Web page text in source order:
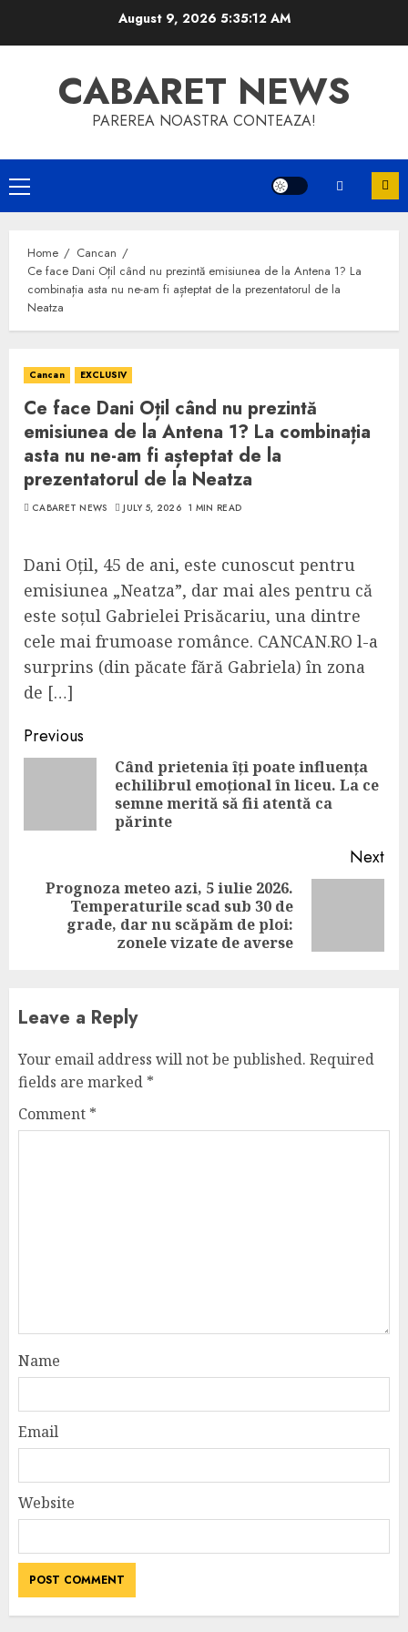
August 9, 2026 5:35:12 AM
CABARET NEWS
PAREREA NOASTRA CONTEAZA!
Primary
Menu
Home
Cancan
Ce face Dani Oțil când nu prezintă emisiunea de la Antena 1? La
combinația asta nu ne-am fi așteptat de la prezentatorul de la
Neatza
Cancan EXCLUSIV
Ce face Dani Oțil când nu prezintă
emisiunea de la Antena 1? La combinația
asta nu ne-am fi așteptat de la
prezentatorul de la Neatza
CABARET NEWS JULY 5, 2026 1 MIN READ
Dani Oțil, 45 de ani, este cunoscut pentru
emisiunea „Neatza”, dar mai ales pentru că
este soțul Gabrielei Prisăcariu, una dintre
cele mai frumoase românce. CANCAN.RO l-a
surprins (din păcate fără Gabriela) în zona
de […]
Continue
Reading
Previous
Când prietenia îți poate influența
echilibrul emoțional în liceu. La ce
semne merită să fii atentă ca
părinte
Next
Prognoza meteo azi, 5 iulie 2026.
Temperaturile scad sub 30 de
grade, dar nu scăpăm de ploi:
zonele vizate de averse
Leave a Reply
Your email address will not be published. Required
fields are marked *
Comment *
Name
Email
Website